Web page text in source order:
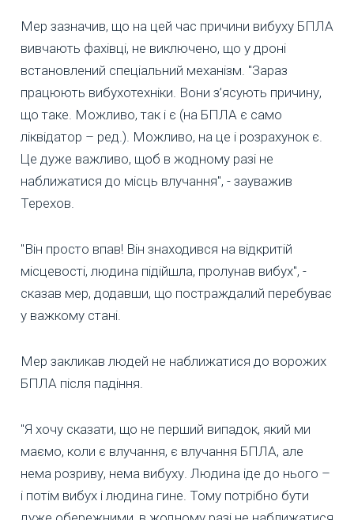
Мер зазначив, що на цей час причини вибуху БПЛА
вивчають фахівці, не виключено, що у дроні
встановлений спеціальний механізм. "Зараз
працюють вибухотехніки. Вони з’ясують причину,
що таке. Можливо, так і є (на БПЛА є само
ліквідатор – ред.). Можливо, на це і розрахунок є.
Це дуже важливо, щоб в жодному разі не
наближатися до місць влучання", - зауважив
Терехов.
"Він просто впав! Він знаходився на відкритій
місцевості, людина підійшла, пролунав вибух", -
сказав мер, додавши, що постраждалий перебуває
у важкому стані.
Мер закликав людей не наближатися до ворожих
БПЛА після падіння.
"Я хочу сказати, що не перший випадок, який ми
маємо, коли є влучання, є влучання БПЛА, але
нема розриву, нема вибуху. Людина іде до нього –
і потім вибух і людина гине. Тому потрібно бути